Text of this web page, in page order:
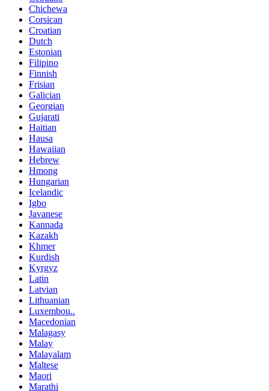
Chichewa
Corsican
Croatian
Dutch
Estonian
Filipino
Finnish
Frisian
Galician
Georgian
Gujarati
Haitian
Hausa
Hawaiian
Hebrew
Hmong
Hungarian
Icelandic
Igbo
Javanese
Kannada
Kazakh
Khmer
Kurdish
Kyrgyz
Latin
Latvian
Lithuanian
Luxembou..
Macedonian
Malagasy
Malay
Malayalam
Maltese
Maori
Marathi